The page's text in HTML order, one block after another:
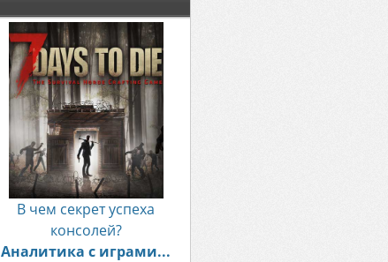
В чем секрет успеха
консолей?
Аналитика с играми...